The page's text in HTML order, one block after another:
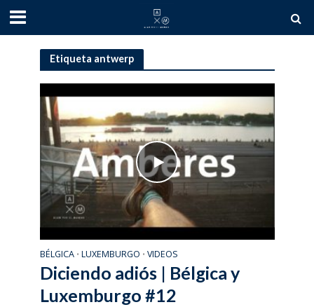
Etiqueta antwerp
BÉLGICA • LUXEMBURGO • VIDEOS
Diciendo adiós | Bélgica y
Luxemburgo #12